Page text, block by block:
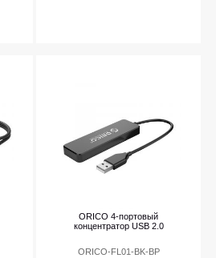
ORICO 4-портовый
концентратор USB 2.0
ORICO-FL01-BK-BP